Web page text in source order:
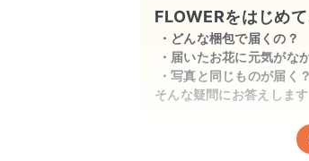
FLOWERをはじめ
どんな梱包で届くの？
届いたお花に元気がな
写真と同じものが届く？
そんな疑問にお答えします
どんな梱包で届くの？